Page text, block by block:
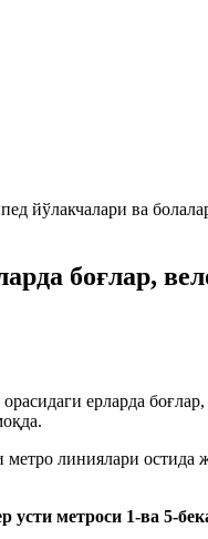
боғлар,
ерларда
линиялари
метроси 1-ва 5-